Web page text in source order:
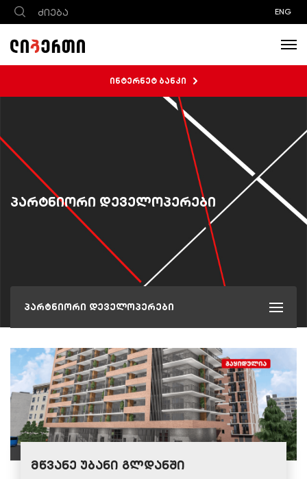
ENG
ინტერნეტ ბანკი
პარტნიორი დეველოპერები
პარტნიორი დეველოპერები
მწვანე უბანი გლდანში